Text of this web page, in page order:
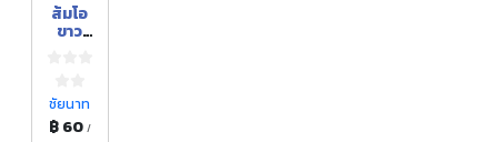
ส้มโอ
ขาว
ชัยนาท
฿ 60 /